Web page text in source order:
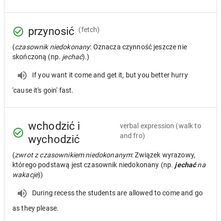
przynosić (fetch)
(czasownik niedokonany: Oznacza czynność jeszcze nie
skończoną (np. jechać).)
If you want it come and get it, but you better hurry
'cause it's goin' fast.
wchodzić i
wychodzić
verbal expression (walk to
and fro)
(zwrot z czasownikiem niedokonanym: Związek wyrazowy,
którego podstawą jest czasownik niedokonany (np. jechaćna
wakacje))
During recess the students are allowed to come and go
as they please.